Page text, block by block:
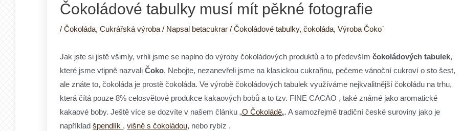
Čokoládové tabulky musí mít pěkné fotografie
/ Čokoláda, Cukrářská výroba / Napsal betacukrar / Čokoládové tabulky, čokoláda, Výroba Čoko¨
Jak jste si jistě všimly, vrhli jsme se naplno do výroby čokoládových produktů a to především čokoládových tabulek,
které jsme vtipně nazvali Čoko. Nebojte, nezanevřeli jsme na klasickou cukrařinu, pečeme vánoční cukroví o sto šest,
ale znáte to, čokoláda je prostě čokoláda. Ve výrobě čokoládových tabulek využíváme nejkvalitnější čokoládu na trhu,
která čítá pouze 8% celosvětové produkce kakaových bobů a to tzv. FINE CACAO , také známé jako aromatické
kakaové boby. Ještě více se dozvíte v našem článku „O Čokoládě„. A samozřejmě tradiční české suroviny jako je
například špendlík , višně s čokoládou, nebo rybíz .